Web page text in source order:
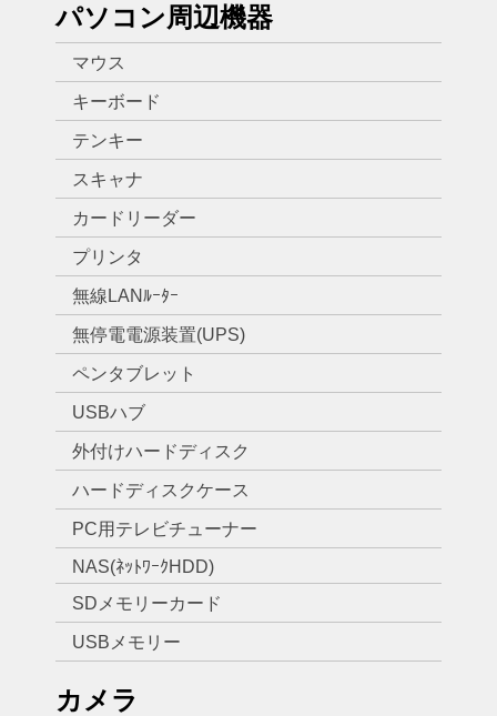
パソコン周辺機器
マウス
キーボード
テンキー
スキャナ
カードリーダー
プリンタ
無線LANﾙｰﾀｰ
無停電電源装置(UPS)
ペンタブレット
USBハブ
外付けハードディスク
ハードディスクケース
PC用テレビチューナー
NAS(ﾈｯﾄﾜｰｸHDD)
SDメモリーカード
USBメモリー
カメラ